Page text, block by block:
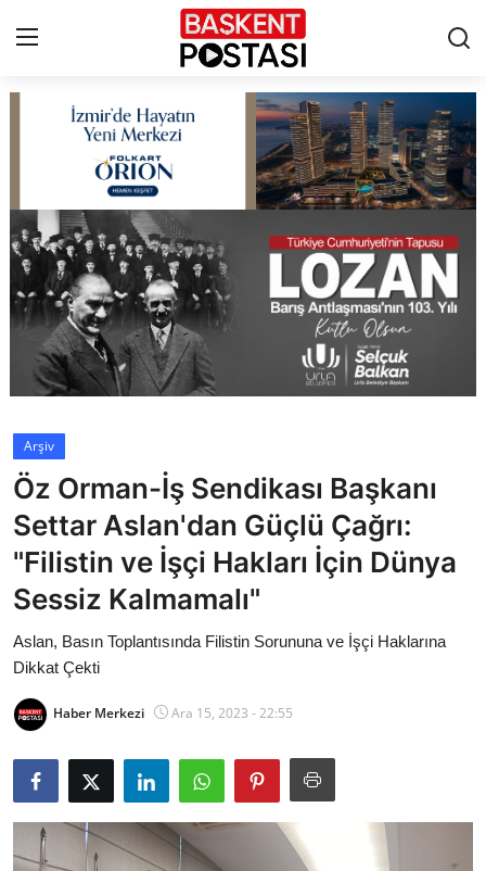
Çerez Politikası
Künye
Ankara
TBMM
Cumhurbaşkanlığı
Bakanlıklar
Siyasi Partiler
Toplum ve Yaşam
Sivil Toplum Kuruluşları
Kamu Kurumları ve Üst Kurullar
Resmi Reklamlar
Arşiv
Öz Orman-İş Sendikası Başkanı
Settar Aslan'dan Güçlü Çağrı:
"Filistin ve İşçi Hakları İçin Dünya
Sessiz Kalmamalı"
Aslan, Basın Toplantısında Filistin Sorununa ve İşçi Haklarına
Dikkat Çekti
Haber Merkezi Ara 15, 2023 - 22:55